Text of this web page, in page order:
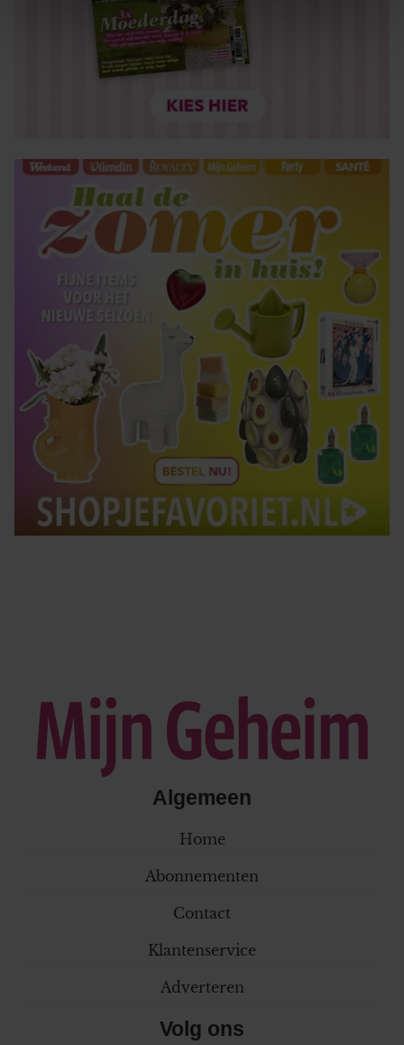
We gebruiken cookies om content en advertenties te
personaliseren, om functies voor social media te bieden
en om ons websiteverkeer te analyseren. Ook delen we
informatie over uw gebruik van onze site met onze
informatie die u aan ze heeft verstrekt of die ze hebben
verzameld op basis van uw gebruik van hun services. U
gaat akkoord met onze cookies als u onze website blijft
gebruiken.
Algemeen
Home
Abonnementen
Contact
Klantenservice
Adverteren
Volg ons